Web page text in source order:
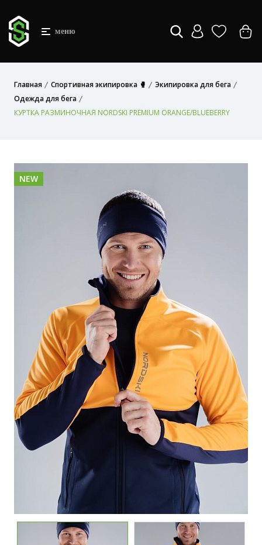
меню
Главная Спортивная экипировка 🥊
Экипировка для бега
Одежда для бега
КУРТКА РАЗМИНОЧНАЯ NORDSKI PREMIUM ORANGE/BLUEBERRY
NEW